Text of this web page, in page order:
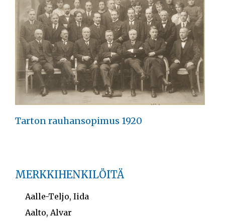
Tarton rauhansopimus 1920
MERKKIHENKILÖITÄ
Aalle-Teljo, Iida
Aalto, Alvar